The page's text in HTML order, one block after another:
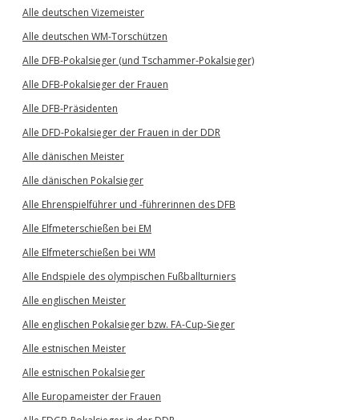
Alle deutschen Vizemeister
Alle deutschen WM-Torschützen
Alle DFB-Pokalsieger (und Tschammer-Pokalsieger)
Alle DFB-Pokalsieger der Frauen
Alle DFB-Präsidenten
Alle DFD-Pokalsieger der Frauen in der DDR
Alle dänischen Meister
Alle dänischen Pokalsieger
Alle Ehrenspielführer und -führerinnen des DFB
Alle Elfmeterschießen bei EM
Alle Elfmeterschießen bei WM
Alle Endspiele des olympischen Fußballturniers
Alle englischen Meister
Alle englischen Pokalsieger bzw. FA-Cup-Sieger
Alle estnischen Meister
Alle estnischen Pokalsieger
Alle Europameister der Frauen